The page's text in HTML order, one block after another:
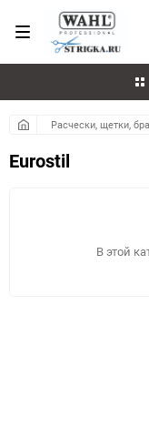
Расчески, щетки,
Eurostil
В этой